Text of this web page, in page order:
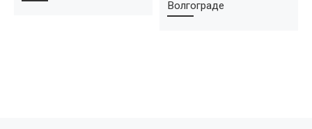
Волгограде